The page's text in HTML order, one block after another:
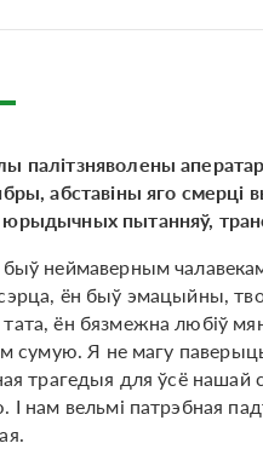
палітзняволены
абставіны яго смерці
пытанняў,
неймаверным
ён быў эмацыйны,
ён бязмежна любіў
сумую. Я не магу
трагедыя для ўсё
І нам вельмі патрэбная